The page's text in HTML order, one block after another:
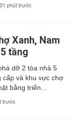
01 phút trước
Xanh, Nam
tầng
dỡ 2 tòa nhà 5
cấp và khu vực chợ
bằng triển...
trước